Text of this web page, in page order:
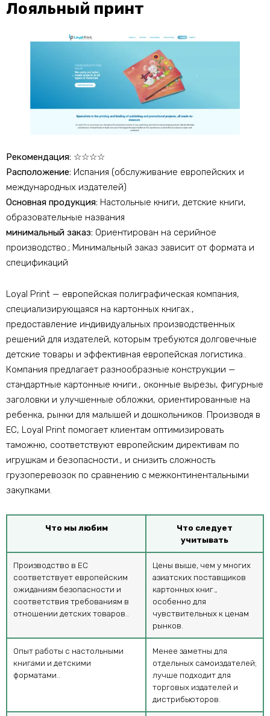
Лояльный принт
Рекомендация: ☆☆☆☆
Расположение: Испания (обслуживание европейских и
международных издателей)
Основная продукция: Настольные книги, детские книги,
образовательные названия
минимальный заказ: Ориентирован на серийное
производство.; Минимальный заказ зависит от формата и
спецификаций
Loyal Print — европейская полиграфическая компания,
специализирующаяся на картонных книгах.,
предоставление индивидуальных производственных
решений для издателей, которым требуются долговечные
детские товары и эффективная европейская логистика..
Компания предлагает разнообразные конструкции —
стандартные картонные книги., оконные вырезы, фигурные
заголовки и улучшенные обложки, ориентированные на
ребенка, рынки для малышей и дошкольников. Производя в
ЕС, Loyal Print помогает клиентам оптимизировать
таможню, соответствуют европейским директивам по
игрушкам и безопасности., и снизить сложность
грузоперевозок по сравнению с межконтинентальными
закупками.
Что мы любим
Что следует
учитывать
Производство в ЕС
соответствует европейским
ожиданиям безопасности и
соответствия требованиям в
отношении детских товаров..
Цены выше, чем у многих
азиатских поставщиков
картонных книг.,
особенно для
чувствительных к ценам
рынков.
Опыт работы с настольными
книгами и детскими
форматами..
Менее заметны для
отдельных самоиздателей;
лучше подходит для
торговых издателей и
дистрибьюторов.